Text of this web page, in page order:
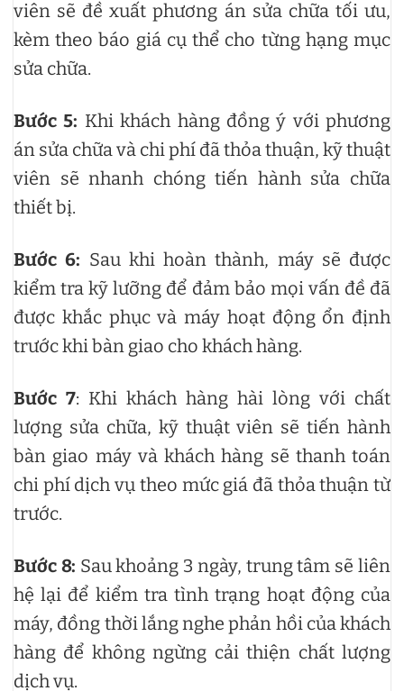
viên sẽ đề xuất phương án sửa chữa tối ưu,
kèm theo báo giá cụ thể cho từng hạng mục
sửa chữa.
Bước 5: Khi khách hàng đồng ý với phương
án sửa chữa và chi phí đã thỏa thuận, kỹ thuật
viên sẽ nhanh chóng tiến hành sửa chữa
thiết bị.
Bước 6: Sau khi hoàn thành, máy sẽ được
kiểm tra kỹ lưỡng để đảm bảo mọi vấn đề đã
được khắc phục và máy hoạt động ổn định
trước khi bàn giao cho khách hàng.
Bước 7: Khi khách hàng hài lòng với chất
lượng sửa chữa, kỹ thuật viên sẽ tiến hành
bàn giao máy và khách hàng sẽ thanh toán
chi phí dịch vụ theo mức giá đã thỏa thuận từ
trước.
Bước 8: Sau khoảng 3 ngày, trung tâm sẽ liên
hệ lại để kiểm tra tình trạng hoạt động của
máy, đồng thời lắng nghe phản hồi của khách
hàng để không ngừng cải thiện chất lượng
dịch vụ.